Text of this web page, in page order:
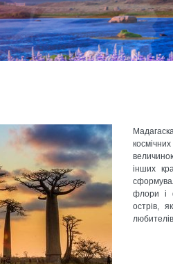
інших
флори і
острів,